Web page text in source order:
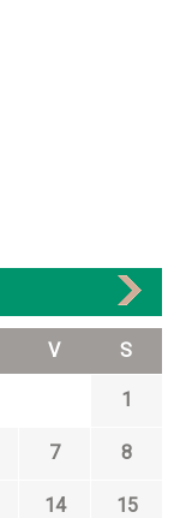
V S
1
7 8
14 15